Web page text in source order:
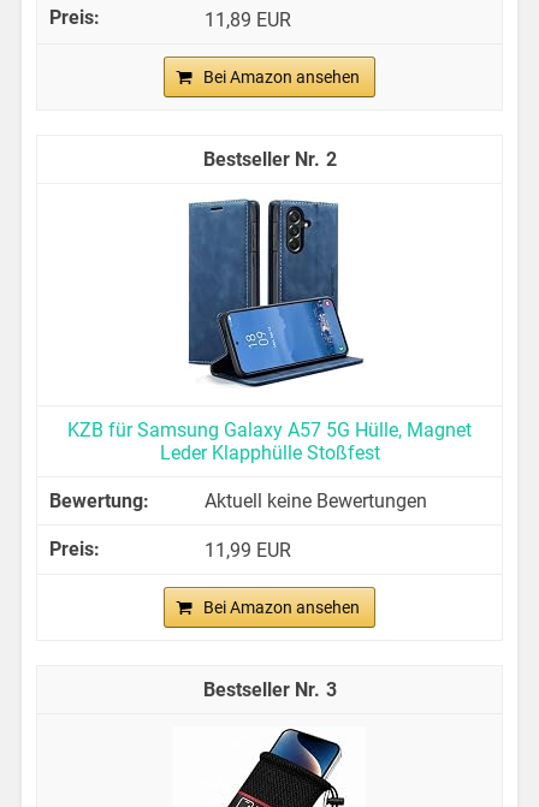
11,89 EUR
Bei Amazon ansehen
2
KZB für Samsung Galaxy A57 5G Hülle, Magnet
Leder Klapphülle Stoßfest
Aktuell keine Bewertungen
11,99 EUR
Bei Amazon ansehen
3